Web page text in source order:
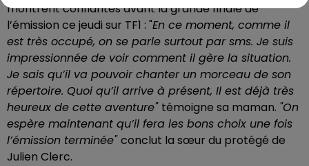
montrent confiantes avant la grande finale de
l’émission ce jeudi sur TF1 : "En ce moment, comme il
est très occupé, on se parle surtout par sms. Je suis
impressionnée de voir comment il gère la situation.
Je sais qu’il va pouvoir chanter un morceau de son
répertoire. Quoi qu’il arrive à présent, Il est déjà très
heureux de cette aventure" témoigne sa maman. "On
espère maintenant qu’il fera les bons choix une fois
l’émission terminée"conclut la sœur du protégé de
Julien Clerc.